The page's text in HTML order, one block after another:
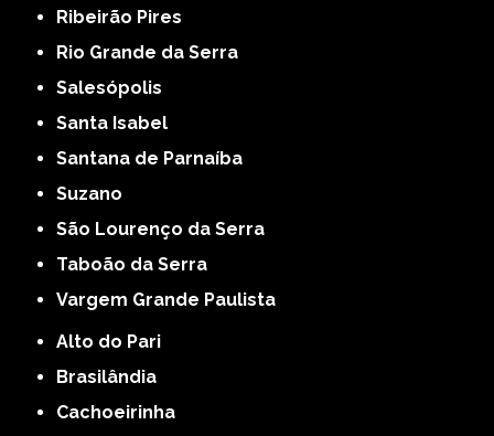
Ribeirão Pires
Rio Grande da Serra
Salesópolis
Santa Isabel
Santana de Parnaíba
Suzano
São Lourenço da Serra
Taboão da Serra
Vargem Grande Paulista
Alto do Pari
Brasilândia
Cachoeirinha